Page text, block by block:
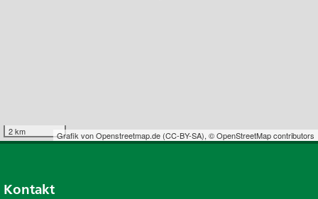
2 km Grafik vonOpenstreetmap.de (CC-BY-SA), © OpenStreetMap contributors
Kontakt